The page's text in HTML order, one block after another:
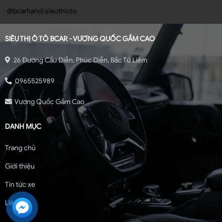
@bcarhanoi.sieuthioto
SIÊU THỊ Ô TÔ BCAR - VƯƠNG QUỐC GẦM CAO
26 Đường Cầu Diễn, Phúc Diễn, Bắc Từ Liêm
0965525989
Vương Quốc Gầm Cao
DANH MỤC
Trang chủ
Giới thiệu
Tin tức xe
Liên hệ